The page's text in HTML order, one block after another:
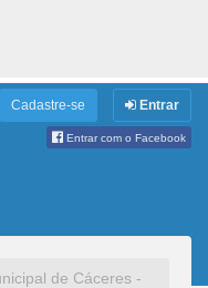
Cadastre-se Entrar
Entrar com o Facebook
de Cáceres -